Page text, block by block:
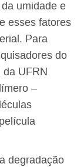
umidade e
esses fatores
Para
do
UFRN
–
degradação